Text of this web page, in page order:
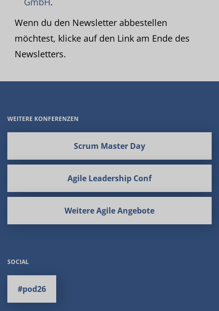
Wenn du den Newsletter abbestellen
möchtest, klicke auf den Link am Ende des
Newsletters.
WEITERE KONFERENZEN
Scrum Master Day
Agile Leadership Conf
Weitere Agile Angebote
SOCIAL
#pod26